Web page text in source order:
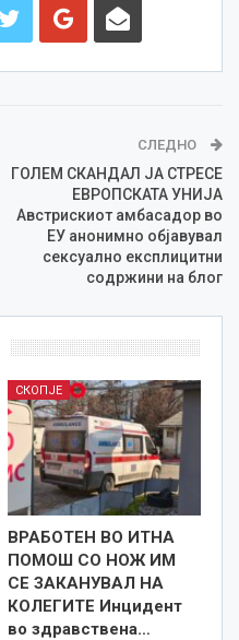
СЛЕДНО
ГОЛЕМ СКАНДАЛ ЈА СТРЕСЕ
ЕВРОПСКАТА УНИЈА
Австрискиот амбасадор во
ЕУ анонимно објавувал
сексуално експлицитни
содржини на блог
СКОПЈЕ
ВРАБОТЕН ВО ИТНА
ПОМОШ СО НОЖ ИМ
СЕ ЗАКАНУВАЛ НА
КОЛЕГИТЕ Инцидент
во здравствена…